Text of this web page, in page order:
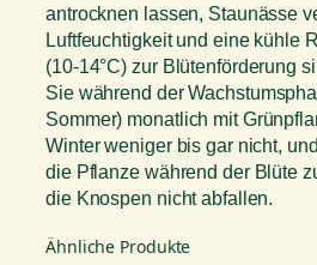
antrocknen lassen, Staunässe
Luftfeuchtigkeit und eine kühle
(10-14°C) zur Blütenförderung
Sie während der
Sommer) monatlich mit
Winter weniger bis gar nicht,
die Pflanze während der Blüte
die Knospen nicht abfallen.
Ähnliche Produkte